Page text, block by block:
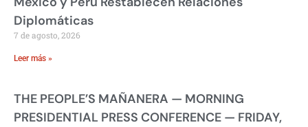
Diplomáticas
7 de agosto, 2026
Leer más »
THE PEOPLE’S MAÑANERA — MORNING
PRESIDENTIAL PRESS CONFERENCE — FRIDAY,